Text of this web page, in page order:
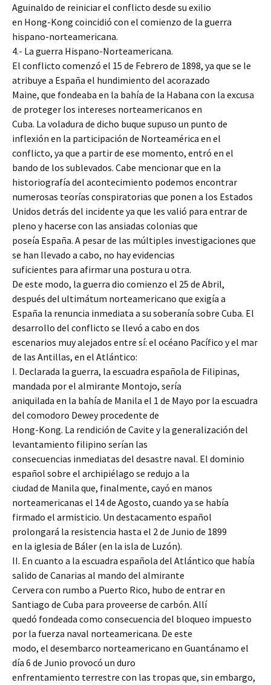
Aguinaldo de reiniciar el conflicto desde su exilio
en Hong-Kong coincidió con el comienzo de la guerra
hispano-norteamericana.
4.- La guerra Hispano-Norteamericana.
El conflicto comenzó el 15 de Febrero de 1898, ya que se le
atribuye a España el hundimiento del acorazado
Maine, que fondeaba en la bahía de la Habana con la excusa
de proteger los intereses norteamericanos en
Cuba. La voladura de dicho buque supuso un punto de
inflexión en la participación de Norteamérica en el
conflicto, ya que a partir de ese momento, entró en el
bando de los sublevados. Cabe mencionar que en la
historiografía del acontecimiento podemos encontrar
numerosas teorías conspiratorias que ponen a los Estados
Unidos detrás del incidente ya que les valió para entrar de
pleno y hacerse con las ansiadas colonias que
poseía España. A pesar de las múltiples investigaciones que
se han llevado a cabo, no hay evidencias
suficientes para afirmar una postura u otra.
De este modo, la guerra dio comienzo el 25 de Abril,
después del ultimátum norteamericano que exigía a
España la renuncia inmediata a su soberanía sobre Cuba. El
desarrollo del conflicto se llevó a cabo en dos
escenarios muy alejados entre sí: el océano Pacífico y el mar
de las Antillas, en el Atlántico:
I. Declarada la guerra, la escuadra española de Filipinas,
mandada por el almirante Montojo, sería
aniquilada en la bahía de Manila el 1 de Mayo por la escuadra
del comodoro Dewey procedente de
Hong-Kong. La rendición de Cavite y la generalización del
levantamiento filipino serían las
consecuencias inmediatas del desastre naval. El dominio
español sobre el archipiélago se redujo a la
ciudad de Manila que, finalmente, cayó en manos
norteamericanas el 14 de Agosto, cuando ya se había
firmado el armisticio. Un destacamento español
prolongará la resistencia hasta el 2 de Junio de 1899
en la iglesia de Báler (en la isla de Luzón).
II. En cuanto a la escuadra española del Atlántico que había
salido de Canarias al mando del almirante
Cervera con rumbo a Puerto Rico, hubo de entrar en
Santiago de Cuba para proveerse de carbón. Allí
quedó fondeada como consecuencia del bloqueo impuesto
por la fuerza naval norteamericana. De este
modo, el desembarco norteamericano en Guantánamo el
día 6 de Junio provocó un duro
enfrentamiento terrestre con las tropas que, sin embargo,